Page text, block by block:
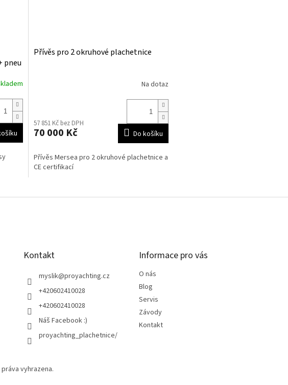
pneu
Přívěs pro 2 okruhové plachetnice
Na dotaz
57 851 Kč bez DPH
70 000 Kč Do košíku
Přívěs Mersea pro 2 okruhové plachetnice a
CE certifikací
Kontakt
myslik@proyachting.cz
+420602410028
+420602410028
Náš Facebook :)
proyachting_plachetnice/
Informace pro vás
O nás
Blog
Servis
Závody
Kontakt
práva vyhrazena.